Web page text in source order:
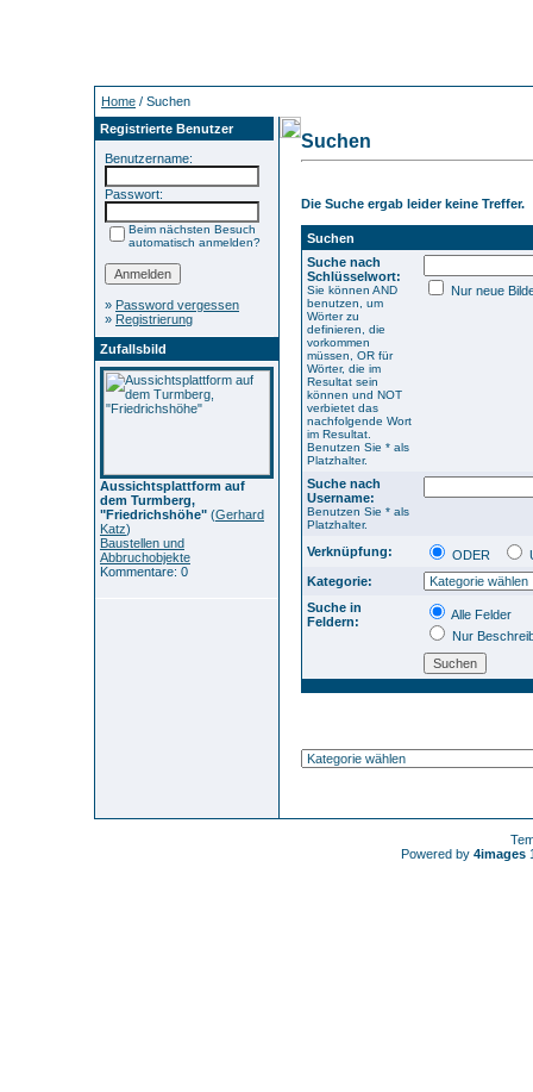
Home / Suchen
Registrierte Benutzer
Benutzername:
Passwort:
Beim nächsten Besuch
automatisch anmelden?
» Password vergessen
» Registrierung
Zufallsbild
Aussichtsplattform auf
dem Turmberg,
"Friedrichshöhe" (Gerhard
Katz)
Baustellen und
Abbruchobjekte
Kommentare: 0
Suchen
Die Suche ergab leider keine Treffer.
Suchen
Suche nach
Schlüsselwort:
Sie können AND
benutzen, um
Wörter zu
definieren, die
vorkommen
müssen, OR für
Wörter, die im
Resultat sein
können und NOT
verbietet das
nachfolgende Wort
im Resultat.
Benutzen Sie * als
Platzhalter.
Nur neue
Suche nach
Username:
Benutzen Sie * als
Platzhalter.
Verknüpfung: ODER
Kategorie:
Suche in
Feldern:
Alle Felder
Nur
Powered by 4images